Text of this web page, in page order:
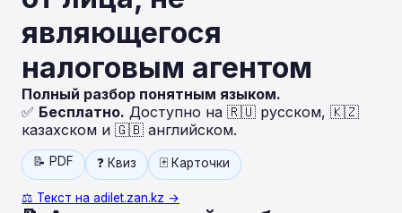
являющегося
налоговым агентом
Полный разбор понятным языком.
✅ Бесплатно. Доступно на 🇷🇺 русском, 🇰🇿
казахском и 🇬🇧 английском.
📝 PDF ❓ Квиз 🃏 Карточки
⚖️ Текст на adilet.zan.kz →